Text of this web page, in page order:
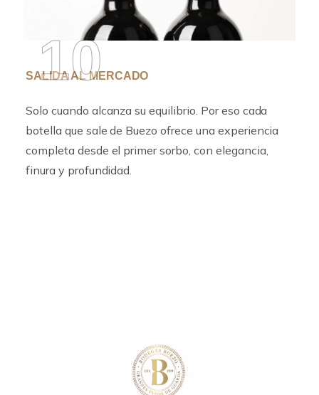
10
SALIDA AL MERCADO
Solo cuando alcanza su equilibrio. Por eso cada
botella que sale de Buezo ofrece una experiencia
completa desde el primer sorbo, con elegancia,
finura y profundidad.